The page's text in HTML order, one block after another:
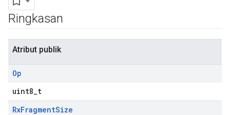
Ringkasan
Atribut publik
Op
uint8_t
RxFragmentSize